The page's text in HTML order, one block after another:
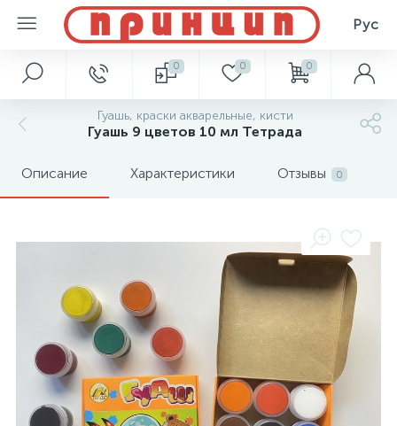
Рус
0 0 0
Гуашь, краски акварельные, кисти
Гуашь 9 цветов 10 мл Тетрада
Описание Характеристики Отзывы 0